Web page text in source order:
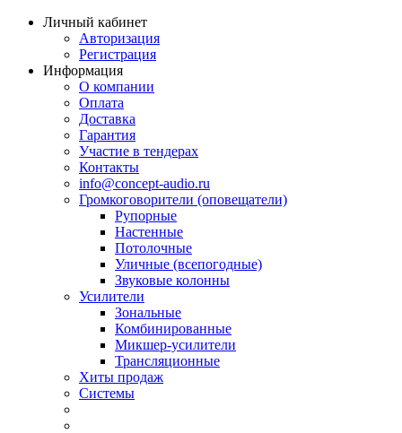
Личный кабинет
Авторизация
Регистрация
Информация
О компании
Оплата
Доставка
Гарантия
Участие в тендерах
Контакты
info@concept-audio.ru
Громкоговорители (оповещатели)
Рупорные
Настенные
Потолочные
Уличные (всепогодные)
Звуковые колонны
Усилители
Зональные
Комбинированные
Микшер-усилители
Трансляционные
Хиты продаж
Системы